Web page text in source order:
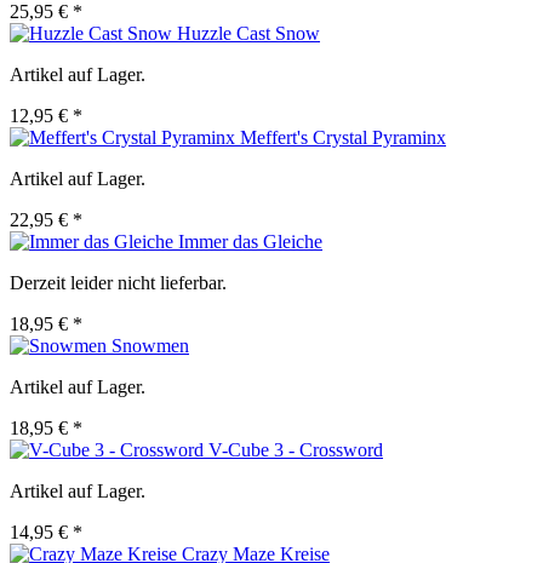
25,95 € *
Huzzle Cast Snow
Artikel auf Lager.
12,95 € *
Meffert's Crystal Pyraminx
Artikel auf Lager.
22,95 € *
Immer das Gleiche
Derzeit leider nicht lieferbar.
18,95 € *
Snowmen
Artikel auf Lager.
18,95 € *
V-Cube 3 - Crossword
Artikel auf Lager.
14,95 € *
Crazy Maze Kreise